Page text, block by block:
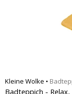
Kleine Wolke •
Badteppich -